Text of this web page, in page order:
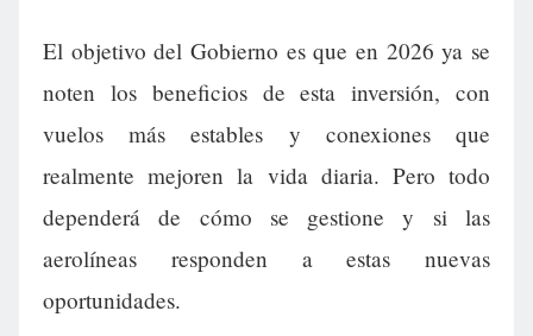
El objetivo del Gobierno es que en 2026 ya se
noten los beneficios de esta inversión, con
vuelos más estables y conexiones que
realmente mejoren la vida diaria. Pero todo
dependerá de cómo se gestione y si las
aerolíneas responden a estas nuevas
oportunidades.